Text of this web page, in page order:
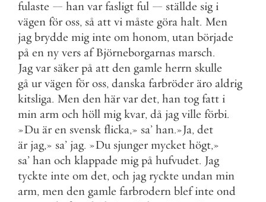
fulaste — han var fasligt ful — ställde sig i
vägen för oss, så att vi måste göra halt. Men
jag brydde mig inte om honom, utan började
på en ny vers af Björneborgarnas marsch.
Jag var säker på att den gamle herrn skulle
gå ur vägen för oss, danska farbröder äro aldrig
kitsliga. Men den här var det, han tog fatt i
min arm och höll mig kvar, då jag ville förbi.
»Du är en svensk flicka,» sa’ han.»Ja, det
är jag,» sa’ jag. »Du sjunger mycket högt,»
sa’ han och klappade mig på hufvudet. Jag
tyckte inte om det, och jag ryckte undan min
arm, men den gamle farbrodern blef inte ond